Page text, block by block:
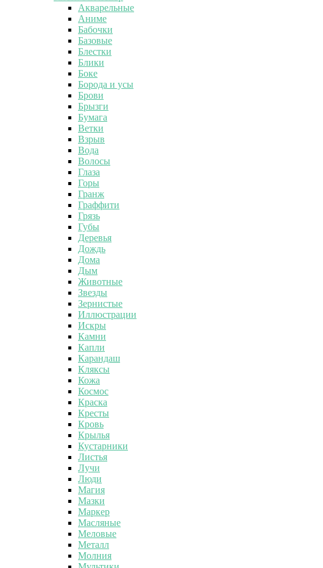
Акварельные
Аниме
Бабочки
Базовые
Блестки
Блики
Боке
Борода и усы
Брови
Брызги
Бумага
Ветки
Взрыв
Вода
Волосы
Глаза
Горы
Гранж
Граффити
Грязь
Губы
Деревья
Дождь
Дома
Дым
Животные
Звезды
Зернистые
Иллюстрации
Искры
Камни
Капли
Карандаш
Кляксы
Кожа
Космос
Краска
Кресты
Кровь
Крылья
Кустарники
Листья
Лучи
Люди
Магия
Мазки
Маркер
Масляные
Меловые
Металл
Молния